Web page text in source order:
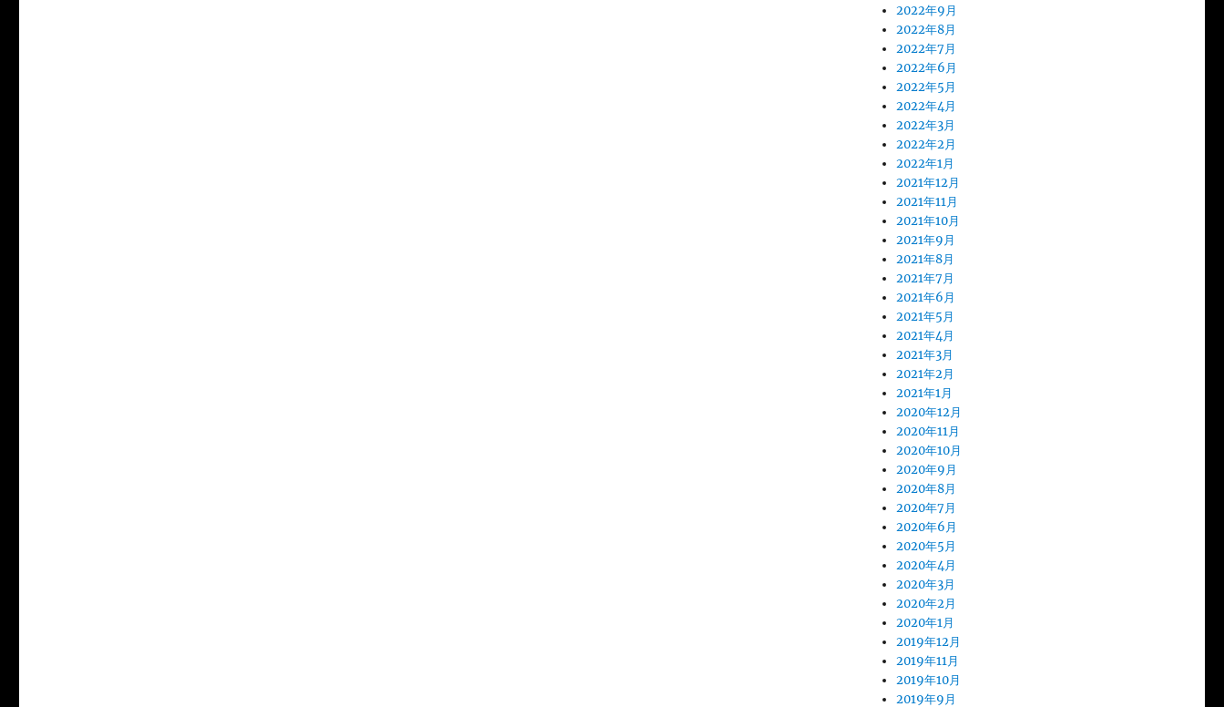
2022年9月
2022年8月
2022年7月
2022年6月
2022年5月
2022年4月
2022年3月
2022年2月
2022年1月
2021年12月
2021年11月
2021年10月
2021年9月
2021年8月
2021年7月
2021年6月
2021年5月
2021年4月
2021年3月
2021年2月
2021年1月
2020年12月
2020年11月
2020年10月
2020年9月
2020年8月
2020年7月
2020年6月
2020年5月
2020年4月
2020年3月
2020年2月
2020年1月
2019年12月
2019年11月
2019年10月
2019年9月